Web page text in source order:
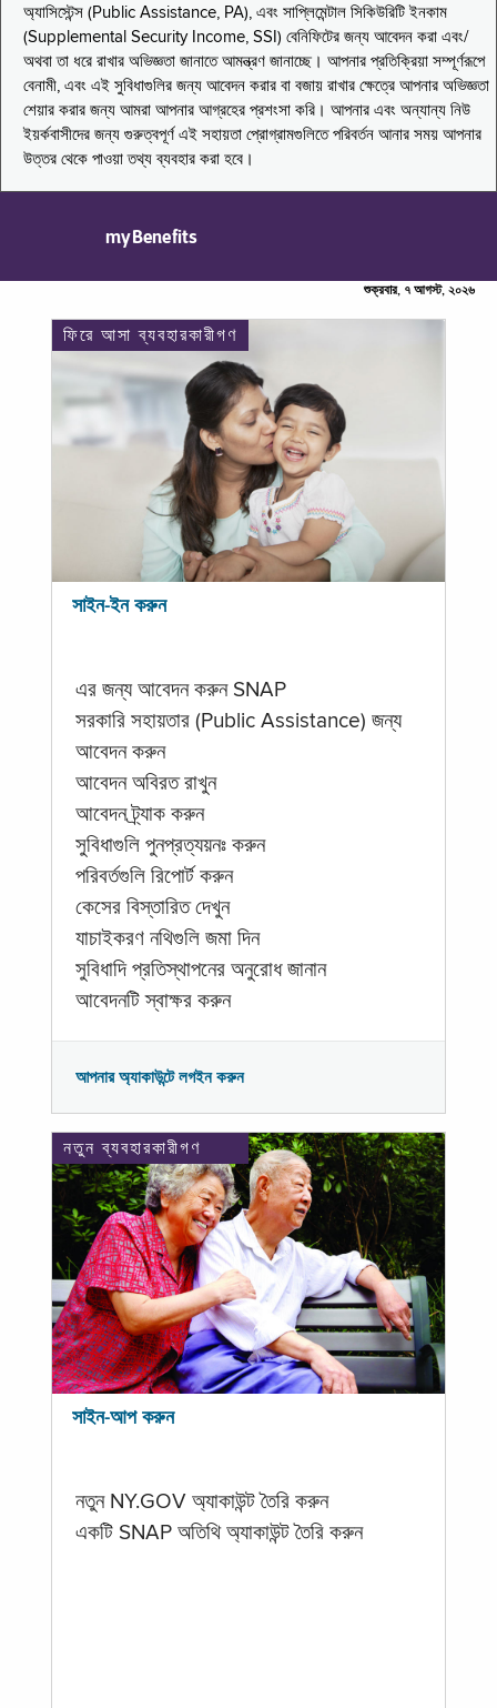
অ্যাসিস্টেন্স (Public Assistance, PA), এবং সাপ্লিমেন্টাল সিকিউরিটি ইনকাম
(Supplemental Security Income, SSI) বেনিফিটের জন্য আবেদন করা এবং/
অথবা তা ধরে রাখার অভিজ্ঞতা জানাতে আমন্ত্রণ জানাচ্ছে। আপনার প্রতিক্রিয়া সম্পূর্ণরূপে
বেনামী, এবং এই সুবিধাগুলির জন্য আবেদন করার বা বজায় রাখার ক্ষেত্রে আপনার অভিজ্ঞতা
শেয়ার করার জন্য আমরা আপনার আগ্রহের প্রশংসা করি। আপনার এবং অন্যান্য নিউ
ইয়র্কবাসীদের জন্য গুরুত্বপূর্ণ এই সহায়তা প্রোগ্রামগুলিতে পরিবর্তন আনার সময় আপনার
উত্তর থেকে পাওয়া তথ্য ব্যবহার করা হবে।
myBenefits
শুক্রবার, ৭ আগস্ট, ২০২৬
ফিরে আসা ব্যবহারকারীগণ
সাইন-ইন করুন
এর জন্য আবেদন করুন SNAP
সরকারি সহায়তার (Public Assistance) জন্য
আবেদন করুন
আবেদন অবিরত রাখুন
আবেদন ট্র্যাক করুন
সুবিধাগুলি পুনপ্রত্যয়নঃ করুন
পরিবর্তগুলি রিপোর্ট করুন
কেসের বিস্তারিত দেখুন
যাচাইকরণ নথিগুলি জমা দিন
সুবিধাদি প্রতিস্থাপনের অনুরোধ জানান
আবেদনটি স্বাক্ষর করুন
আপনার অ্যাকাউন্টে লগইন করুন
নতুন ব্যবহারকারীগণ
সাইন-আপ করুন
নতুন NY.GOV অ্যাকাউন্ট তৈরি করুন
একটি SNAP অতিথি অ্যাকাউন্ট তৈরি করুন